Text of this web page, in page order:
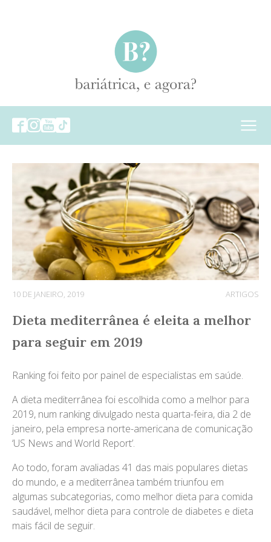
10 DE JANEIRO, 2019 ARTIGOS
Dieta mediterrânea é eleita a melhor
para seguir em 2019
Ranking foi feito por painel de especialistas em saúde.
A dieta mediterrânea foi escolhida como a melhor para
2019, num ranking divulgado nesta quarta-feira, dia 2 de
janeiro, pela empresa norte-americana de comunicação
‘US News and World Report’.
Ao todo, foram avaliadas 41 das mais populares dietas
do mundo, e a mediterrânea também triunfou em
algumas subcategorias, como melhor dieta para comida
saudável, melhor dieta para controle de diabetes e dieta
mais fácil de seguir.